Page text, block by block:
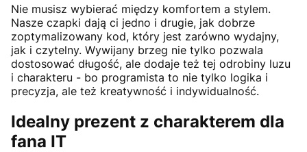
Nie musisz wybierać między komfortem a stylem.
Nasze czapki dają ci jedno i drugie, jak dobrze
zoptymalizowany kod, który jest zarówno wydajny,
jak i czytelny. Wywijany brzeg nie tylko pozwala
dostosować długość, ale dodaje też tej odrobiny luzu
i charakteru - bo programista to nie tylko logika i
precyzja, ale też kreatywność i indywidualność.
Idealny prezent z charakterem dla
fana IT